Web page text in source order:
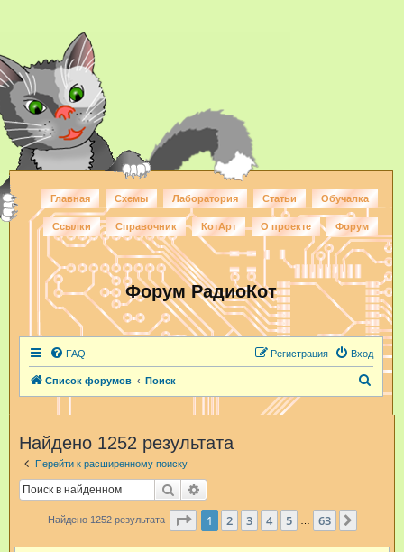
Главная Схемы Лаборатория Статьи Обучалка
Ссылки Справочник КотАрт О проекте Форум
Форум РадиоКот
FAQ Вход
Регистрация
Список форумов Поиск
Найдено 1252 результата
Перейти к расширенному поиску
Поиск
Найдено 1252 результата Страница из 63
1 2 3 4 5 63